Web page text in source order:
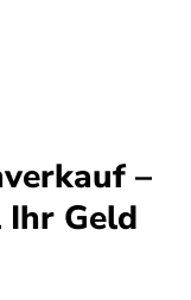
–
Geld